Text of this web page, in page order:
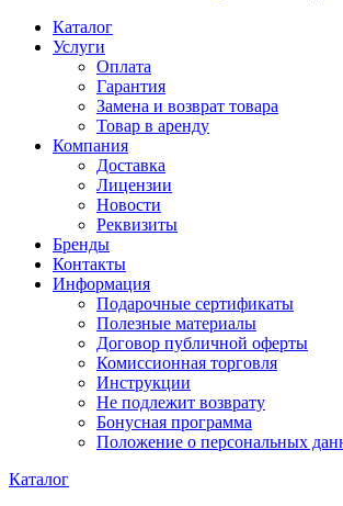
Каталог
Услуги
Оплата
Гарантия
Замена и возврат товара
Товар в аренду
Компания
Доставка
Лицензии
Новости
Реквизиты
Бренды
Контакты
Информация
Подарочные сертификаты
Полезные материалы
Договор публичной оферты
Комиссионная торговля
Инструкции
Не подлежит возврату
Бонусная программа
Положение о персональных
Каталог